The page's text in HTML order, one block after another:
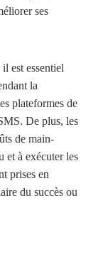
ses
est essentiel
la
plateformes de
De plus, les
de main-
et à exécuter les
prises en
du succès ou